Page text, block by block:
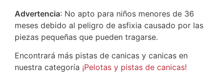
Advertencia: No apto para niños menores de 36
meses debido al peligro de asfixia causado por las
piezas pequeñas que pueden tragarse.
Encontrará más pistas de canicas y canicas en
nuestra categoría ¡Pelotas y pistas de canicas!